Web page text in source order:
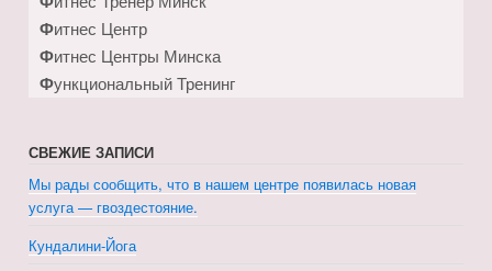
Фитнес Центр
Фитнес Центры Минска
Функциональный Тренинг
СВЕЖИЕ ЗАПИСИ
Мы рады сообщить, что в нашем центре появилась новая
услуга — гвоздестояние.
Кундалини-Йога